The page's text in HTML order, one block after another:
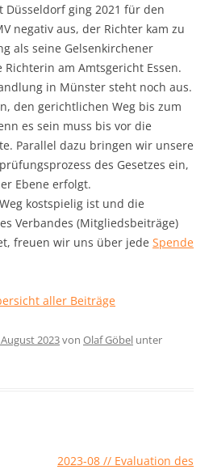
Düsseldorf ging 2021 für den
negativ aus, der Richter kam zu
als seine Gelsenkirchener
am Amtsgericht Essen.
in Münster steht noch aus.
den gerichtlichen Weg bis zum
es sein muss bis vor die
Parallel dazu bringen wir unsere
des Gesetzes ein,
Ebene erfolgt.
kostspielig ist und die
Verbandes (Mitgliedsbeiträge)
freuen wir uns über jede Spende
aller Beiträge
2023von Olaf Göbel unter
2023-08 // Evaluation des